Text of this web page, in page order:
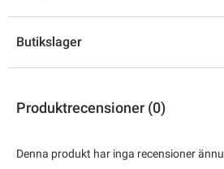
Butikslager
Produktrecensioner (0)
Denna produkt har inga recensioner ännu